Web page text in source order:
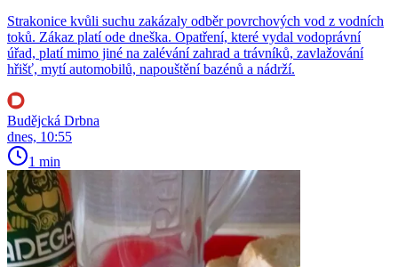
Strakonice kvůli suchu zakázaly odběr povrchových vod z vodních
toků. Zákaz platí ode dneška. Opatření, které vydal vodoprávní
úřad, platí mimo jiné na zalévání zahrad a trávníků, zavlažování
hřišť, mytí automobilů, napouštění bazénů a nádrží.
Budějcká Drbna
dnes, 10:55
1 min